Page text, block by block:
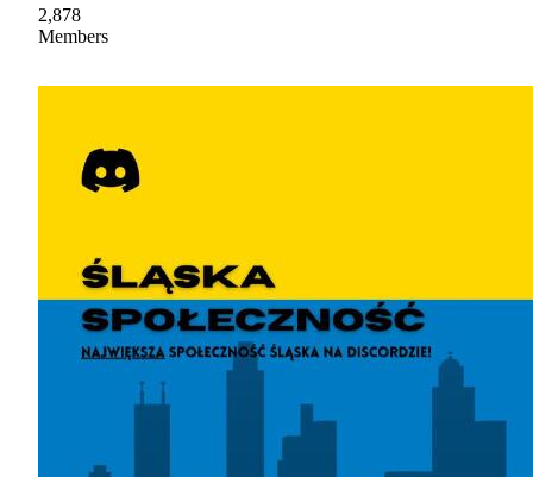
2,878
Members